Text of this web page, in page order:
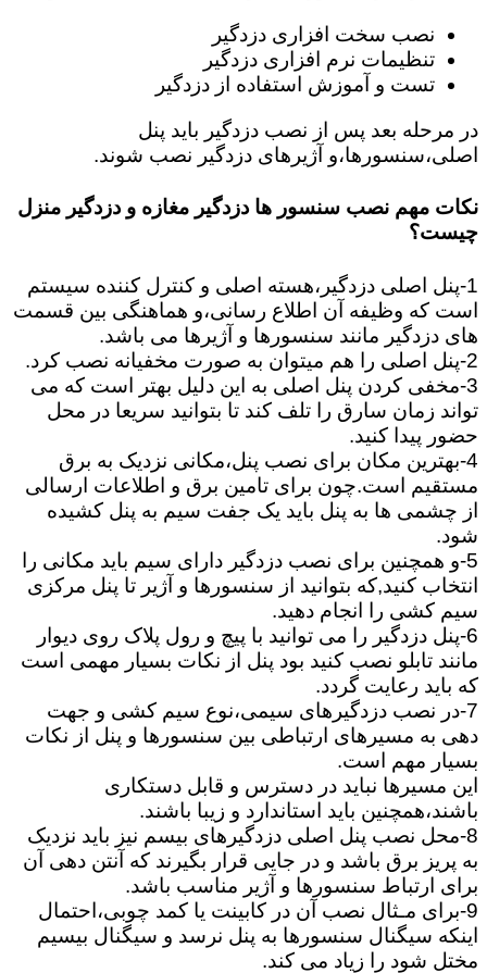
نصب سخت افزاری دزدگیر
تنظیمات نرم افزاری دزدگیر
تست و آموزش استفاده از دزدگیر
در مرحله بعد پس از نصب دزدگیر باید پنل
اصلی،سنسورها،و آژیرهای دزدگیر نصب شوند.
نکات مهم نصب سنسور ها دزدگیر مغازه و دزدگیر منزل
چیست؟
1-پنل اصلی دزدگیر،هسته اصلی و کنترل کننده سیستم
است که وظیفه آن اطلاع رسانی،و هماهنگی بین قسمت
های دزدگیر مانند سنسورها و آژیرها می باشد.
2-پنل اصلی را هم میتوان به صورت مخفیانه نصب کرد.
3-مخفی کردن پنل اصلی به این دلیل بهتر است که می
تواند زمان سارق را تلف کند تا بتوانید سریعا در محل
حضور پیدا کنید.
4-بهترین مکان برای نصب پنل،مکانی نزدیک به برق
مستقیم است.چون برای تامین برق و اطلاعات ارسالی
از چشمی ها به پنل باید یک جفت سیم به پنل کشیده
شود.
5-و همچنین برای نصب دزدگیر دارای سیم باید مکانی را
انتخاب کنید,که بتوانید از سنسورها و آژیر تا پنل مرکزی
سیم کشی را انجام دهید.
6-پنل دزدگیر را می توانید با پیچ و رول پلاک روی دیوار
مانند تابلو نصب کنید بود پنل از نکات بسیار مهمی است
که باید رعایت گردد.
7-در نصب دزدگیرهای سیمی،نوع سیم کشی و جهت
دهی به مسیرهای ارتباطی بین سنسورها و پنل از نکات
بسیار مهم است.
این مسیرها نباید در دسترس و قابل دستکاری
باشند،همچنین باید استاندارد و زیبا باشند.
8-محل نصب پنل اصلی دزدگیرهای بیسم نیز باید نزدیک
به پریز برق باشد و در جایی قرار بگیرند که آنتن دهی آن
برای ارتباط سنسورها و آژیر مناسب باشد.
9-برای مـثال نصب آن در کابینت یا کمد چوبی،احتمال
اینکه سیگنال سنسورها به پنل نرسد و سیگنال بیسیم
مختل شود را زیاد می کند.